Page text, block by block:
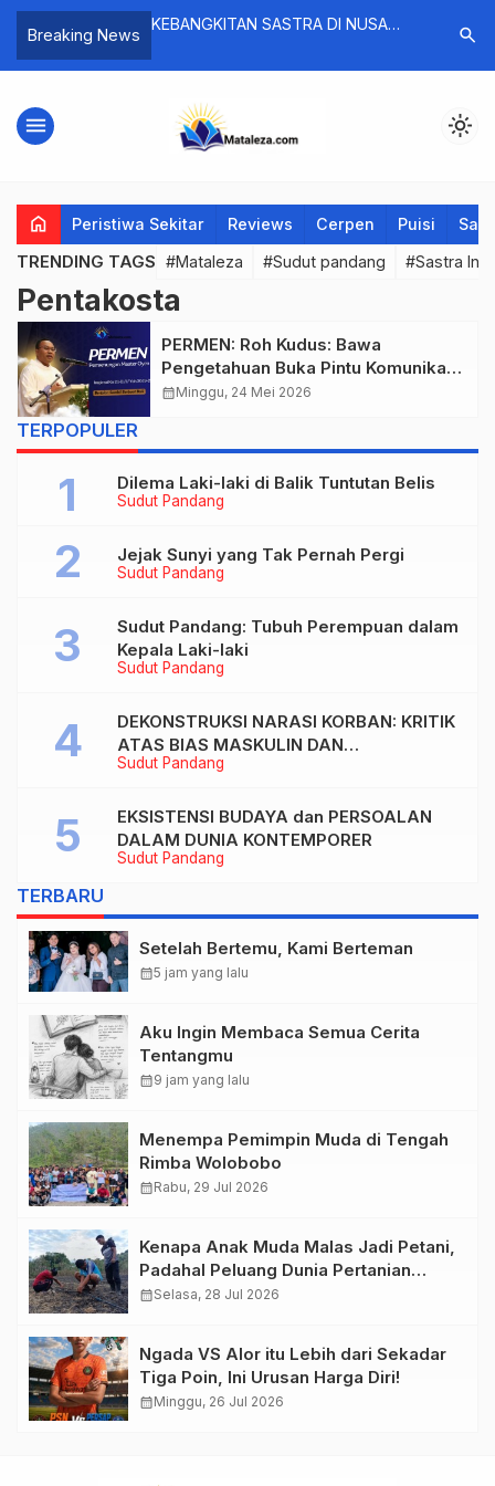
Breaking News
KEBANGKITAN SASTRA DI NUSA
SASTRAWAN KE RUANG IMAJINATIF
Sudut
Analisis
search
menu light_mode
home Peristiwa Sekitar Reviews Cerpen Puisi
TRENDING TAGS #Mataleza #Sudut pandang #Sastra
Pentakosta
PERMEN: Roh Kudus: Bawa
Pengetahuan Buka Pintu Komunikasi,
Edisi Hari Raya Pentakosta
calendar_monthMinggu, 24 Mei 2026
TERPOPULER
Sudut Pandang
Dilema Laki-laki di Balik Tuntutan Belis
Sudut Pandang
Jejak Sunyi yang Tak Pernah Pergi
Sudut Pandang
Sudut Pandang: Tubuh Perempuan dalam
Kepala Laki-laki
Sudut Pandang
DEKONSTRUKSI NARASI KORBAN: KRITIK
ATAS BIAS MASKULIN DAN
OBJEKTIVIKASI PEREMPUAN DALAM
TUNTUTAN BELIS” KARYA AGUSTINUS
S. SASMITA
Sudut Pandang
EKSISTENSI BUDAYA dan PERSOALAN
DALAM DUNIA KONTEMPORER
TERBARU
Setelah Bertemu, Kami Berteman
calendar_month5 jam yang lalu
Aku Ingin Membaca Semua Cerita
Tentangmu
calendar_month9 jam yang lalu
Menempa Pemimpin Muda di Tengah
Rimba Wolobobo
calendar_monthRabu, 29 Jul 2026
Kenapa Anak Muda Malas Jadi Petani,
Padahal Peluang Dunia Pertanian
Menjanjikan?
calendar_monthSelasa, 28 Jul 2026
Ngada VS Alor itu Lebih dari Sekadar
Tiga Poin, Ini Urusan Harga Diri!
calendar_monthMinggu, 26 Jul 2026